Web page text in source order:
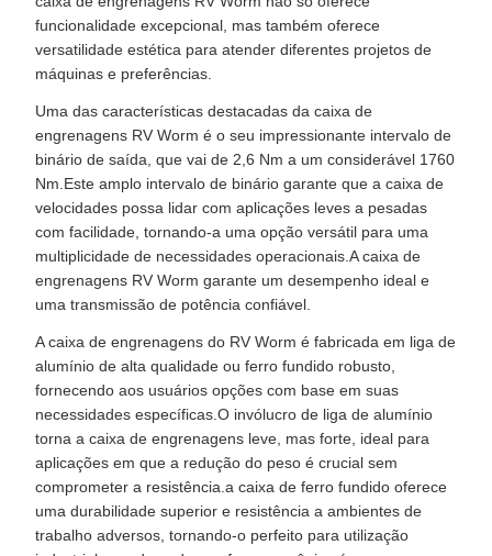
funcionalidade excepcional, mas também oferece
versatilidade estética para atender diferentes projetos de
máquinas e preferências.
Uma das características destacadas da caixa de
engrenagens RV Worm é o seu impressionante intervalo de
binário de saída, que vai de 2,6 Nm a um considerável 1760
Nm.Este amplo intervalo de binário garante que a caixa de
velocidades possa lidar com aplicações leves a pesadas
com facilidade, tornando-a uma opção versátil para uma
multiplicidade de necessidades operacionais.A caixa de
engrenagens RV Worm garante um desempenho ideal e
uma transmissão de potência confiável.
A caixa de engrenagens do RV Worm é fabricada em liga de
alumínio de alta qualidade ou ferro fundido robusto,
fornecendo aos usuários opções com base em suas
necessidades específicas.O invólucro de liga de alumínio
torna a caixa de engrenagens leve, mas forte, ideal para
aplicações em que a redução do peso é crucial sem
comprometer a resistência.a caixa de ferro fundido oferece
uma durabilidade superior e resistência a ambientes de
trabalho adversos, tornando-o perfeito para utilização